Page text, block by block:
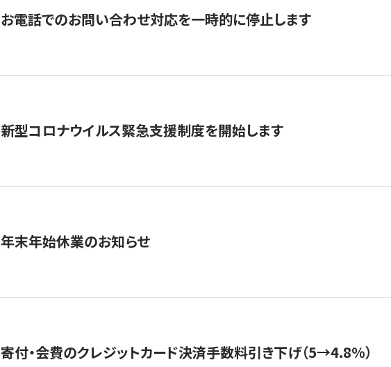
お電話でのお問い合わせ対応を一時的に停止します
新型コロナウイルス緊急支援制度を開始します
年末年始休業のお知らせ
寄付・会費のクレジットカード決済手数料引き下げ（5→4.8%）